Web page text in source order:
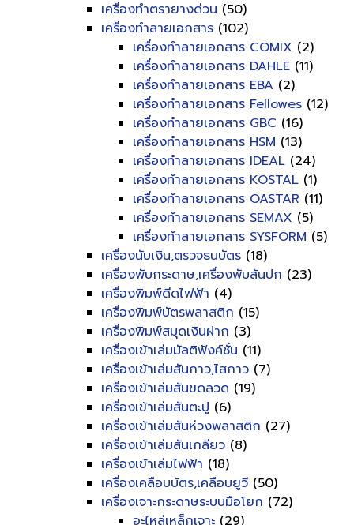
เครื่องทำตรายางด่วน (50)
เครื่องทำลายเอกสาร (102)
เครื่องทำลายเอกสาร COMIX (2)
เครื่องทำลายเอกสาร DAHLE (11)
เครื่องทำลายเอกสาร EBA (2)
เครื่องทำลายเอกสาร Fellowes (12)
เครื่องทำลายเอกสาร GBC (16)
เครื่องทำลายเอกสาร HSM (13)
เครื่องทำลายเอกสาร IDEAL (24)
เครื่องทำลายเอกสาร KOSTAL (1)
เครื่องทำลายเอกสาร OASTAR (11)
เครื่องทำลายเอกสาร SEMAX (5)
เครื่องทำลายเอกสาร SYSFORM (5)
เครื่องนับเงิน,ตรวจธนบัตร (18)
เครื่องพับกระดาษ,เครื่องพับสันปก (23)
เครื่องพิมพ์ดีดไฟฟ้า (4)
เครื่องพิมพ์บัตรพลาสติก (15)
เครื่องพิมพ์สมุดเงินฝาก (3)
เครื่องเข้าเล่มมัลติฟังค์ชั่น (11)
เครื่องเข้าเล่มสันกาว,ไสกาว (7)
เครื่องเข้าเล่มสันขดลวด (19)
เครื่องเข้าเล่มสันตะปู (6)
เครื่องเข้าเล่มสันห่วงพลาสติก (27)
เครื่องเข้าเล่มสันเกลียว (8)
เครื่องเข้าเล่มไฟฟ้า (18)
เครื่องเคลือบบัตร,เคลือบยูวี (50)
เครื่องเจาะกระดาษระบบมือโยก (72)
อะไหล่เหล็กเจาะ (29)